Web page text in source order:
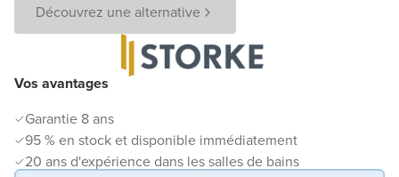
Vos avantages
Garantie 8 ans
95 % en stock et disponible immédiatement
20 ans d'expérience dans les salles de bains
Découvrez une alternative